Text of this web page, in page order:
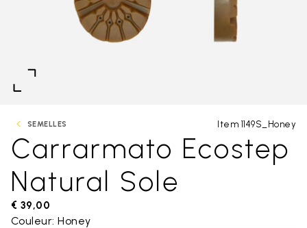
SEMELLES Item 1149S_Honey
Carrarmato Ecostep
Natural Sole
€ 39,00
Couleur: Honey